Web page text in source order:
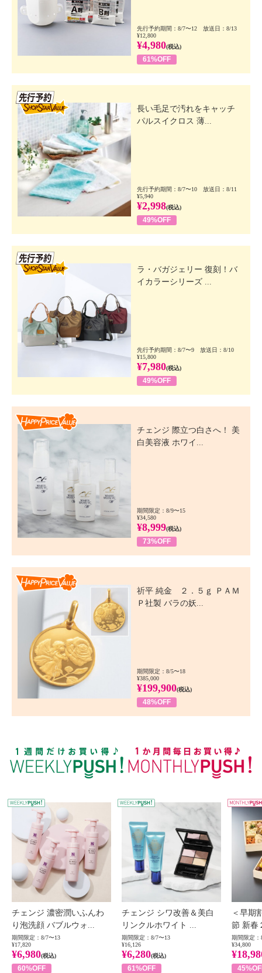
先行予約期間：8/7〜12 放送日：8/13
¥12,800
¥4,980(税込)
61%OFF
長い毛足で汚れをキャッチ
パルスイクロス 薄...
先行予約期間：8/7〜10 放送日：8/11
¥5,940
¥2,998(税込)
49%OFF
ラ・バガジェリー 復刻！バ
イカラーシリーズ ...
先行予約期間：8/7〜9 放送日：8/10
¥15,800
¥7,980(税込)
49%OFF
チェンジ 際立つ白さへ！ 美
白美容液 ホワイ...
期間限定：8/9〜15
¥34,580
¥8,999(税込)
73%OFF
祈平 純金 ２．５ｇ ＰＡＭ
Ｐ社製 バラの妖...
期間限定：8/5〜18
¥385,000
¥199,900(税込)
48%OFF
WEEKLY PUSH
チェンジ 濃密潤いふんわ
り泡洗顔 バブルウォ...
期間限定：8/7〜13
¥17,820
¥6,980(税込)
60%OFF
チェンジ シワ改善＆美白
リンクルホワイト ...
期間限定：8/7〜13
¥16,126
¥6,280(税込)
61%OFF
＜早期
節 新春
期間限定：
¥34,800